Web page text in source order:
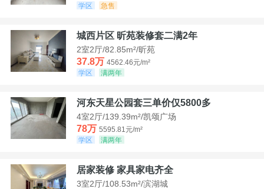
学区
急售
城西片区 昕苑装修套二满2年
2室2厅/82.85m²/昕苑
37.8万 4562.46元/m²
学区
满两年
河东天星公园套三单价仅5800多
4室2厅/139.39m²/凯颂广场
78万 5595.81元/m²
学区
满两年
居家装修 家具家电齐全
3室2厅/108.53m²/滨湖城